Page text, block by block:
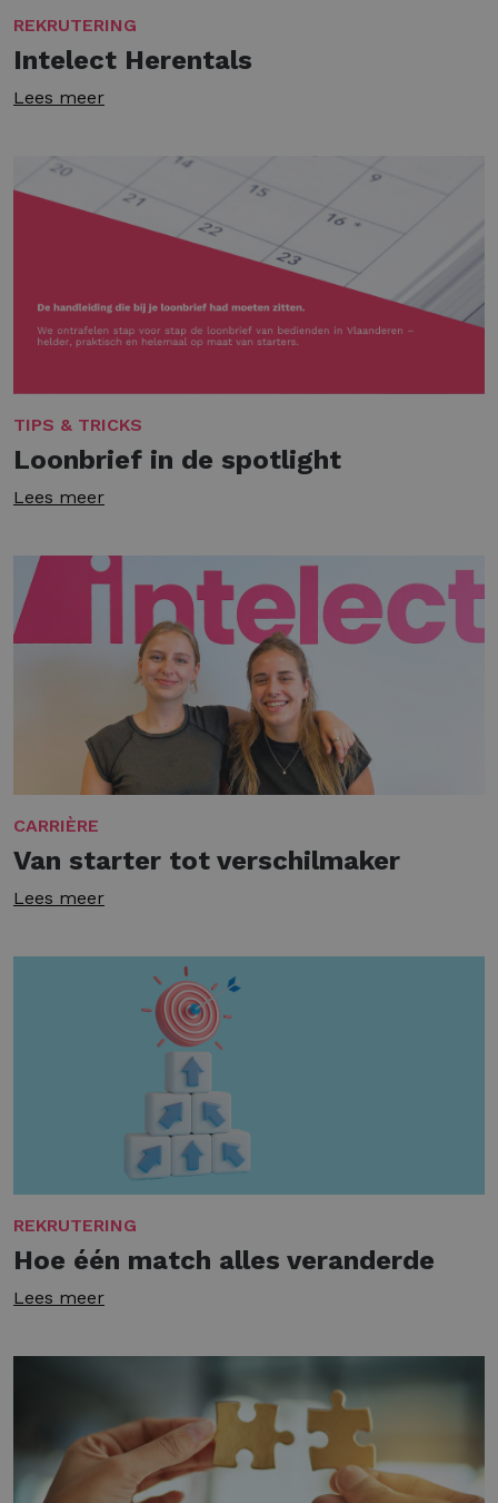
REKRUTERING
Intelect Herentals
Lees meer
TIPS & TRICKS
Loonbrief in de spotlight
Lees meer
CARRIÈRE
Van starter tot verschilmaker
Lees meer
REKRUTERING
Hoe één match alles veranderde
Lees meer